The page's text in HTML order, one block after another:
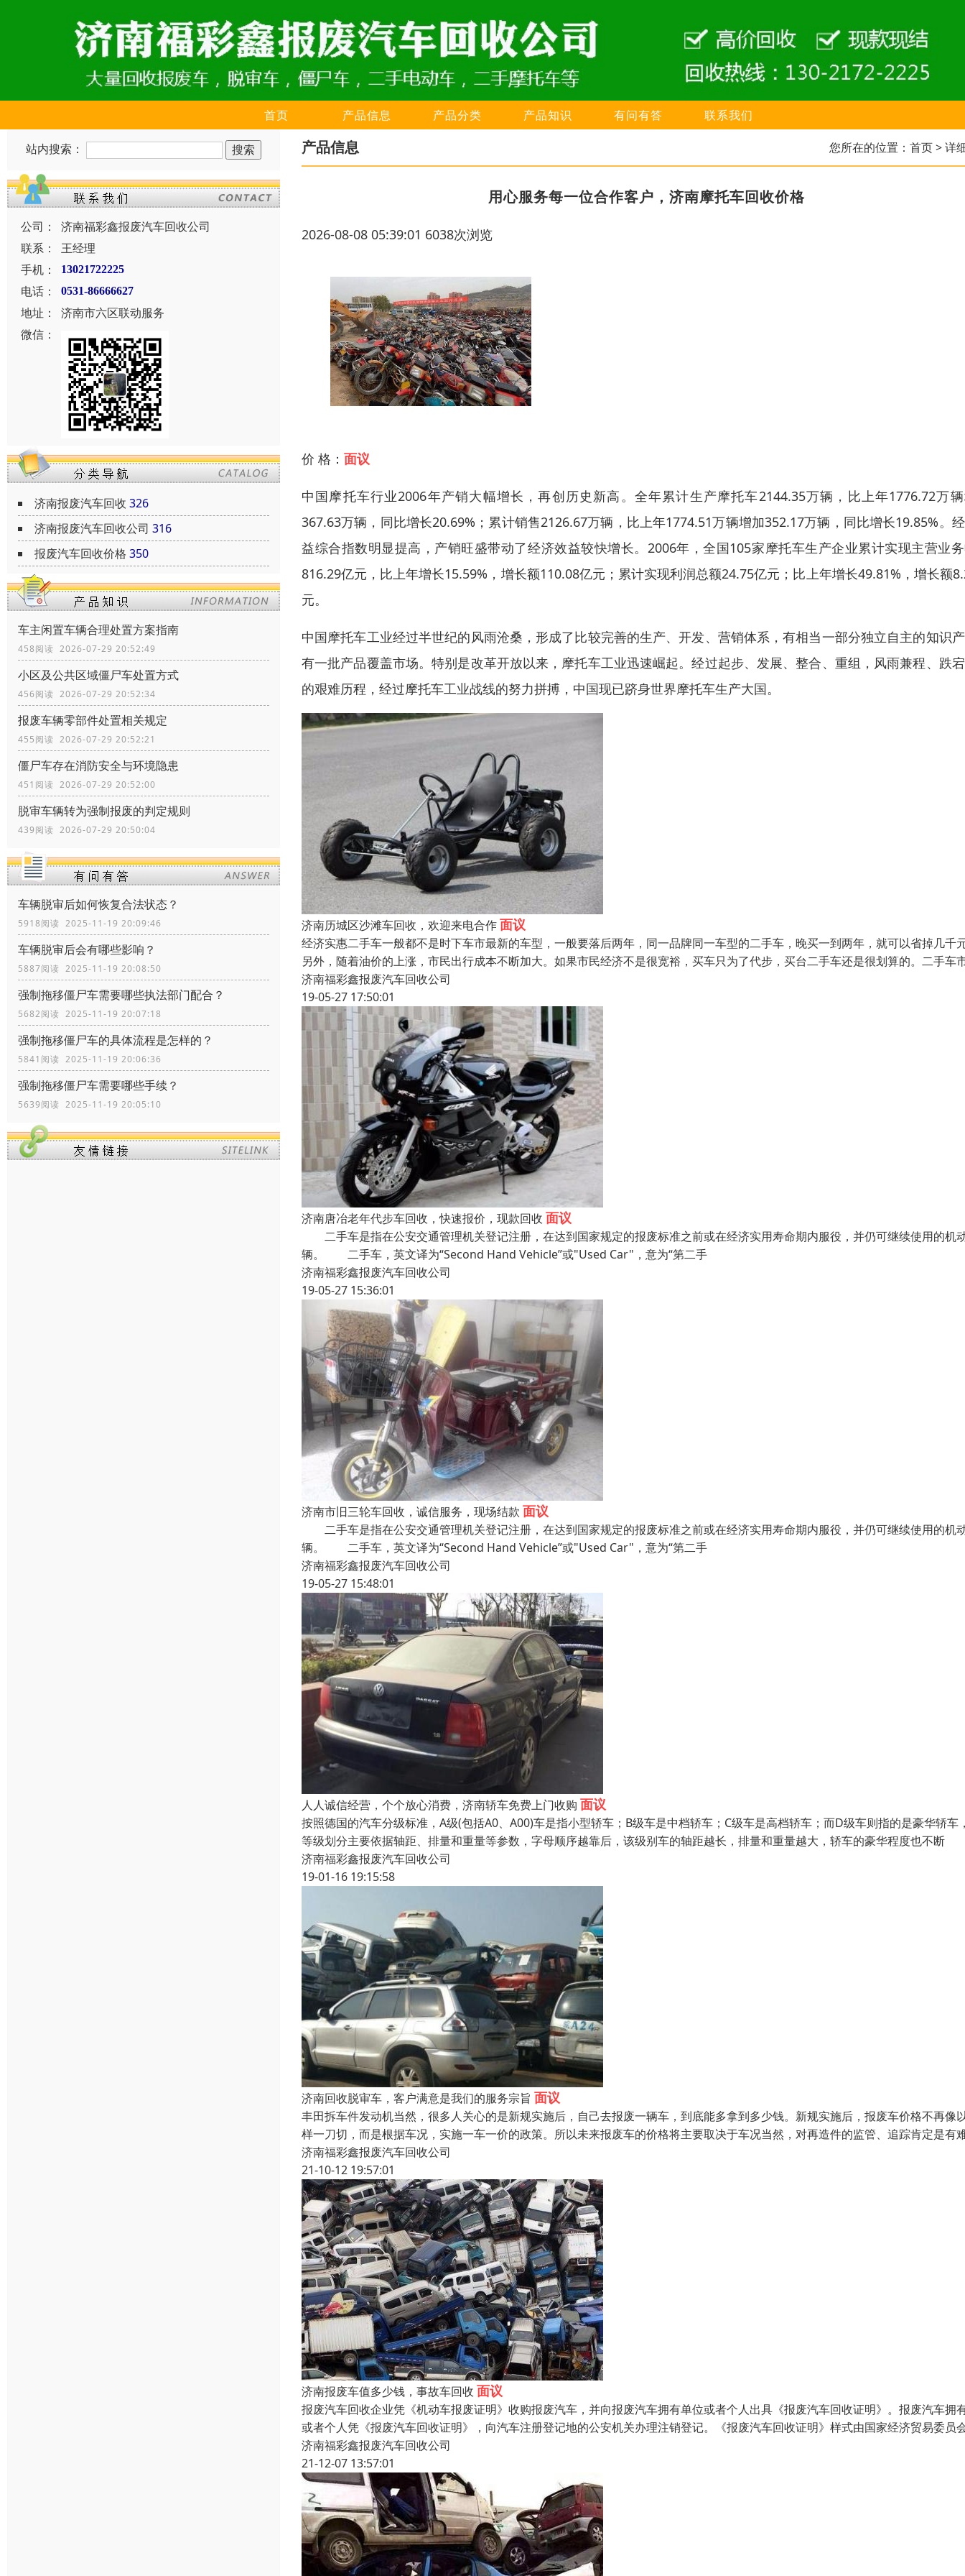
首页 产品信息 产品分类 产品知识 有问有答 联系我们
站内搜索：
公司：
济南福彩鑫报废汽车回收公司
联系：
王经理
手机：
13021722225
电话： 0531-86666627
地址：
济南市六区联动服务
微信：
济南报废汽车回收 326
济南报废汽车回收公司 316
报废汽车回收价格 350
车主闲置车辆合理处置方案指南
458阅读 2026-07-29 20:52:49
小区及公共区域僵尸车处置方式
456阅读 2026-07-29 20:52:34
报废车辆零部件处置相关规定
455阅读 2026-07-29 20:52:21
僵尸车存在消防安全与环境隐患
451阅读 2026-07-29 20:52:00
脱审车辆转为强制报废的判定规则
439阅读 2026-07-29 20:50:04
车辆脱审后如何恢复合法状态？
5918阅读 2025-11-19 20:09:46
车辆脱审后会有哪些影响？
5887阅读 2025-11-19 20:08:50
强制拖移僵尸车需要哪些执法部门配合？
5682阅读 2025-11-19 20:07:18
强制拖移僵尸车的具体流程是怎样的？
5841阅读 2025-11-19 20:06:36
强制拖移僵尸车需要哪些手续？
5639阅读 2025-11-19 20:05:10
产品信息 您所在的位置： 首页> 详
用心服务每一位合作客户，济南摩托车回收价格
2026-08-08 05:39:01 6038次浏览
价 格： 面议
中国摩托车行业2006年产销大幅增长，再创历史新高。全年累计生产摩托车2144.35万辆，比上年1776.72万
367.63万辆，同比增长20.69%；累计销售2126.67万辆，比上年1774.51万辆增加352.17万辆，同比增长19.85%。
益综合指数明显提高，产销旺盛带动了经济效益较快增长。2006年，全国105家摩托车生产企业累计实现主营业
816.29亿元，比上年增长15.59%，增长额110.08亿元；累计实现利润总额24.75亿元；比上年增长49.81%，增长额
元。
中国摩托车工业经过半世纪的风雨沧桑，形成了比较完善的生产、开发、营销体系，有相当一部分独立自主的知识
有一批产品覆盖市场。特别是改革开放以来，摩托车工业迅速崛起。经过起步、发展、整合、重组，风雨兼程、跌
的艰难历程，经过摩托车工业战线的努力拼搏，中国现已跻身世界摩托车生产大国。
济南历城区沙滩车回收，欢迎来电合作面议
经济实惠二手车一般都不是时下车市最新的车型，一般要落后两年，同一品牌同一车型的二手车，晚买一到两年，就可以省掉几千
另外，随着油价的上涨，市民出行成本不断加大。如果市民经济不是很宽裕，买车只为了代步，买台二手车还是很划算的。二手车
济南福彩鑫报废汽车回收公司
19-05-27 17:50:01
济南唐冶老年代步车回收，快速报价，现款回收 面议
二手车是指在公安交通管理机关登记注册，在达到国家规定的报废标准之前或在经济实用寿命期内服役，并仍可继续使用的机
辆。 二手车，英文译为“Second Hand Vehicle”或"Used Car"，意为“第二手
济南福彩鑫报废汽车回收公司
19-05-27 15:36:01
济南市旧三轮车回收，诚信服务，现场结款 面议
二手车是指在公安交通管理机关登记注册，在达到国家规定的报废标准之前或在经济实用寿命期内服役，并仍可继续使用的机
辆。 二手车，英文译为“Second Hand Vehicle”或"Used Car"，意为“第二手
济南福彩鑫报废汽车回收公司
19-05-27 15:48:01
人人诚信经营，个个放心消费，济南轿车免费上门收购 面议
按照德国的汽车分级标准，A级(包括A0、A00)车是指小型轿车；B级车是中档轿车；C级车是高档轿车；而D级车则指的是豪华轿车
等级划分主要依据轴距、排量和重量等参数，字母顺序越靠后，该级别车的轴距越长，排量和重量越大，轿车的豪华程度也不断
济南福彩鑫报废汽车回收公司
19-01-16 19:15:58
济南回收脱审车，客户满意是我们的服务宗旨 面议
丰田拆车件发动机当然，很多人关心的是新规实施后，自己去报废一辆车，到底能多拿到多少钱。新规实施后，报废车价格不再像
样一刀切，而是根据车况，实施一车一价的政策。所以未来报废车的价格将主要取决于车况当然，对再造件的监管、追踪肯定是有
济南福彩鑫报废汽车回收公司
21-10-12 19:57:01
济南报废车值多少钱，事故车回收 面议
报废汽车回收企业凭《机动车报废证明》收购报废汽车，并向报废汽车拥有单位或者个人出具《报废汽车回收证明》。报废汽车拥
或者个人凭《报废汽车回收证明》，向汽车注册登记地的公安机关办理注销登记。《报废汽车回收证明》样式由国家经济贸易委员
济南福彩鑫报废汽车回收公司
21-12-07 13:57:01